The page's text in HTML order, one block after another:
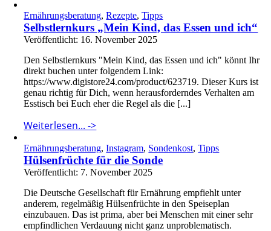
Ernährungsberatung,Rezepte,Tipps
Selbstlernkurs „Mein Kind, das Essen und ich“
Veröffentlicht: 16. November 2025
Den Selbstlernkurs "Mein Kind, das Essen und ich" könnt Ihr
direkt buchen unter folgendem Link:
https://www.digistore24.com/product/623719. Dieser Kurs ist
genau richtig für Dich, wenn herausforderndes Verhalten am
Esstisch bei Euch eher die Regel als die [...]
Weiterlesen... ->
Ernährungsberatung,Instagram, Sondenkost,Tipps
Hülsenfrüchte für die Sonde
Veröffentlicht: 7. November 2025
Die Deutsche Gesellschaft für Ernährung empfiehlt unter
anderem, regelmäßig Hülsenfrüchte in den Speiseplan
einzubauen. Das ist prima, aber bei Menschen mit einer sehr
empfindlichen Verdauung nicht ganz unproblematisch.